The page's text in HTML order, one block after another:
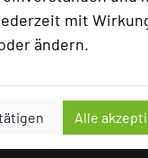
mit
ändern.
bestätigen Alle